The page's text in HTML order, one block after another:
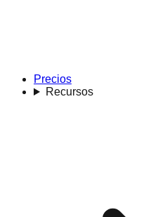
Precios
Recursos